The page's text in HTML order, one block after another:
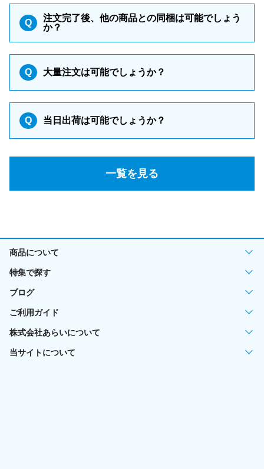
Q
注文完了後、他の商品との同梱は可能でしょう
か？
Q 大量注文は可能でしょうか？
Q 当日出荷は可能でしょうか？
一覧を見る
商品について
特集で探す
ブログ
ご利用ガイド
株式会社あらいについて
当サイトについて